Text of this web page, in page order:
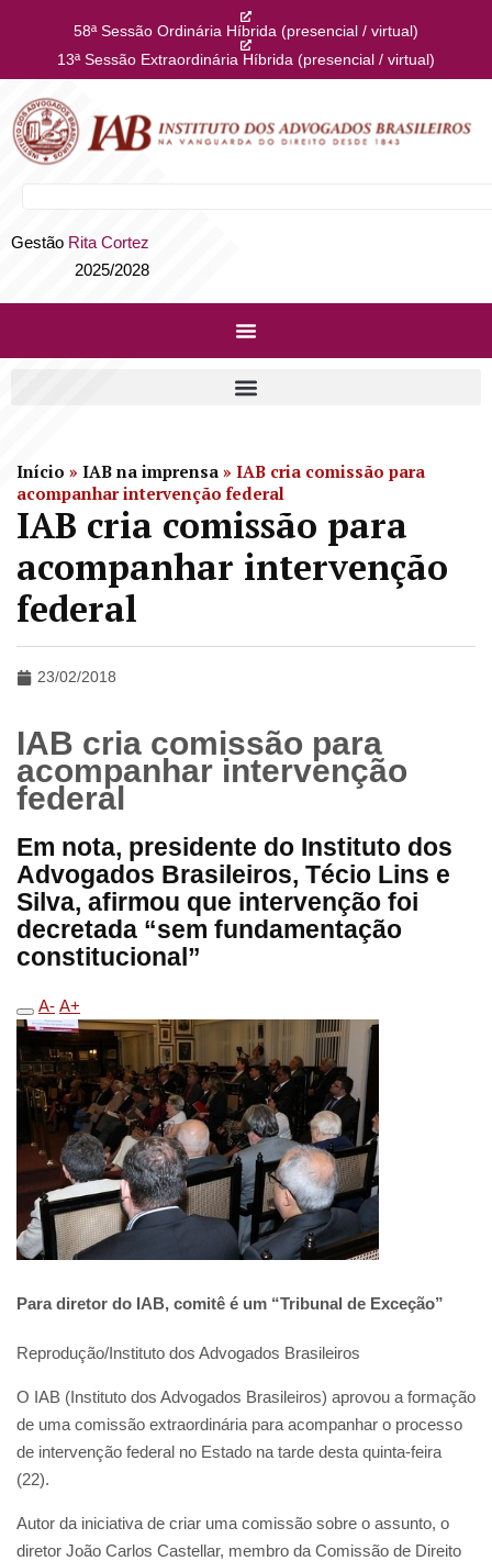
58ª Sessão Ordinária Híbrida (presencial / virtual)
13ª Sessão Extraordinária Híbrida (presencial / virtual)
Gestão Rita Cortez
2025/2028
Início » IAB na imprensa » IAB cria comissão para
acompanhar intervenção federal
IAB cria comissão para
acompanhar intervenção
federal
23/02/2018
IAB cria comissão para
acompanhar intervenção
federal
Em nota, presidente do Instituto dos
Advogados Brasileiros, Técio Lins e
Silva, afirmou que intervenção foi
decretada “sem fundamentação
constitucional”
A- A+
Para diretor do IAB, comitê é um “Tribunal de Exceção”
Reprodução/Instituto dos Advogados Brasileiros
O IAB (Instituto dos Advogados Brasileiros) aprovou a formação
de uma comissão extraordinária para acompanhar o processo
de intervenção federal no Estado na tarde desta quinta-feira
(22).
Autor da iniciativa de criar uma comissão sobre o assunto, o
diretor João Carlos Castellar, membro da Comissão de Direito